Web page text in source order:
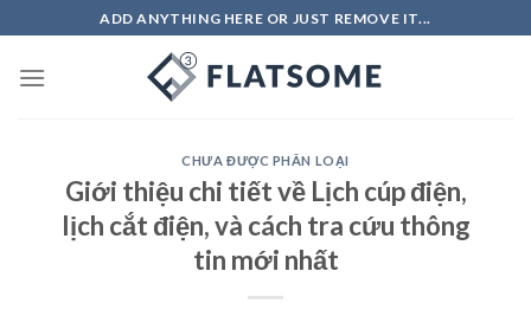
to
content
ADD ANYTHING HERE OR JUST REMOVE IT...
CHƯA ĐƯỢC PHÂN LOẠI
Giới thiệu chi tiết về Lịch cúp điện,
lịch cắt điện, và cách tra cứu thông
tin mới nhất